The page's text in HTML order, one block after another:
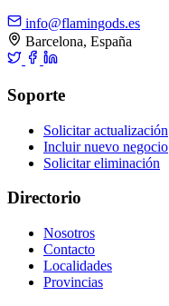
info@flamingods.es
Barcelona, España
Soporte
Solicitar actualización
Incluir nuevo negocio
Solicitar eliminación
Directorio
Nosotros
Contacto
Localidades
Provincias